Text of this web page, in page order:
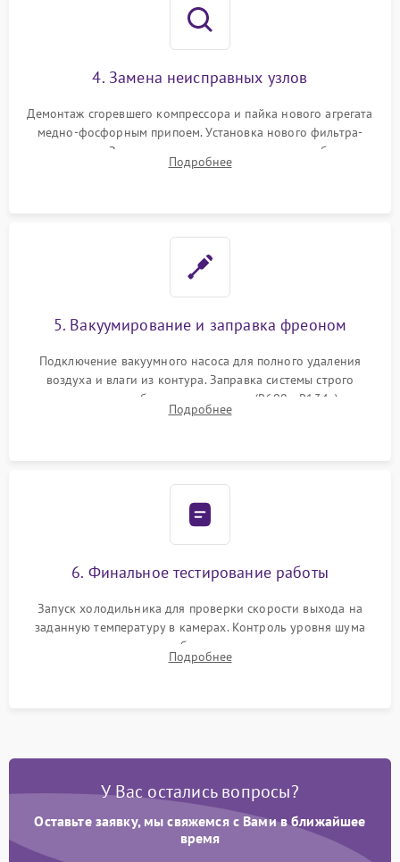
4. Замена неисправных узлов
Демонтаж сгоревшего компрессора и пайка нового агрегата
медно-фосфорным припоем. Установка нового фильтра-
осушителя. Замена изношенных вентиляторов обдува,
сломанных заслонок или поврежденных дверных петель.
Подробнее
5. Вакуумирование и заправка фреоном
Подключение вакуумного насоса для полного удаления
воздуха и влаги из контура. Заправка системы строго
дозированным объемом хладагента (R600a, R134a) по
электронным весам. Контроль рабочего давления в системе.
Подробнее
6. Финальное тестирование работы
Запуск холодильника для проверки скорости выхода на
заданную температуру в камерах. Контроль уровня шума
компрессора, отсутствия обмерзания стенок и корректного
срабатывания системы автоматической оттайки.
Подробнее
У Вас остались вопросы?
Оставьте заявку, мы свяжемся с Вами в ближайшее
время